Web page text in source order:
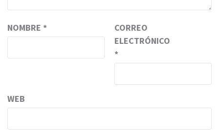
NOMBRE *
CORREO
ELECTRÓNICO
*
WEB